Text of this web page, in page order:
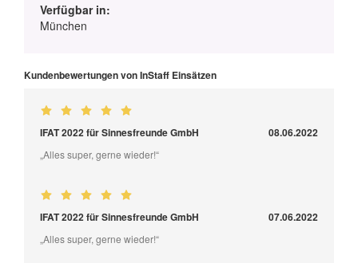
Verfügbar in:
München
Kundenbewertungen von InStaff Einsätzen
IFAT 2022 für Sinnesfreunde GmbH 08.06.2022
„Alles super, gerne wieder!“
IFAT 2022 für Sinnesfreunde GmbH 07.06.2022
„Alles super, gerne wieder!“